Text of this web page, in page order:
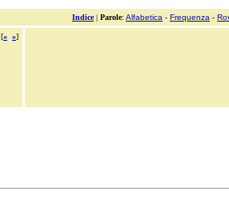
Indice| Parole: Alfabetica - Frequenza -
[« »]